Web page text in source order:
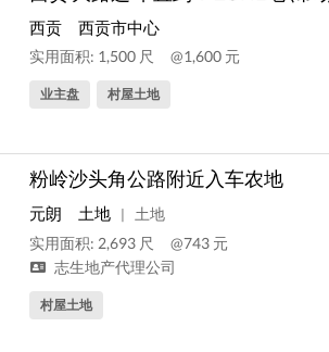
西贡 西贡市中心
实用面积: 1,500 尺 @1,600 元
业主盘 村屋土地
粉岭沙头角公路附近入车农地
元朗 土地 |
土地
实用面积: 2,693 尺
@743 元
志生地产代理公司
村屋土地